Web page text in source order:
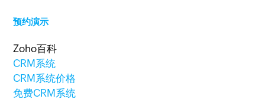
预约演示
Zoho百科
CRM系统
CRM系统价格
免费CRM系统